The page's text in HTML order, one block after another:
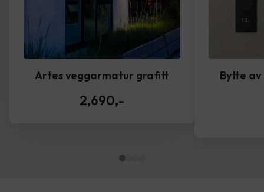
Artes veggarmatur grafitt
2,690,-
Bytte